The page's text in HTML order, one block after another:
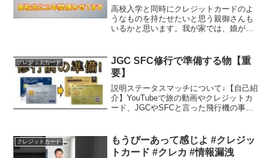
くのおさいふ」はどうでしょう
か？2年間利用した感想をお伝え
します
高校入学と同時にクレジットカードのよ
うなものを持たせたいと思う親御さんも
いるかと思います。我が家では、娘が高
ペイドカードを持たせました。まる2年間
使ってきたので、そ...
クレジットカード
JGC SFC修行で準備する物【重
要】
説明ステータスマッチについて↓【自己紹
介】YouTubeで旅の動画やクレジットカ
ード、JGCやSFCと言った飛行機の事を
では旅で撮った写真などを載せていま
す！是非チャ...
クレジットカード
もうぴーあって感じよ #クレジッ
トカード #クレカ #情報漏洩